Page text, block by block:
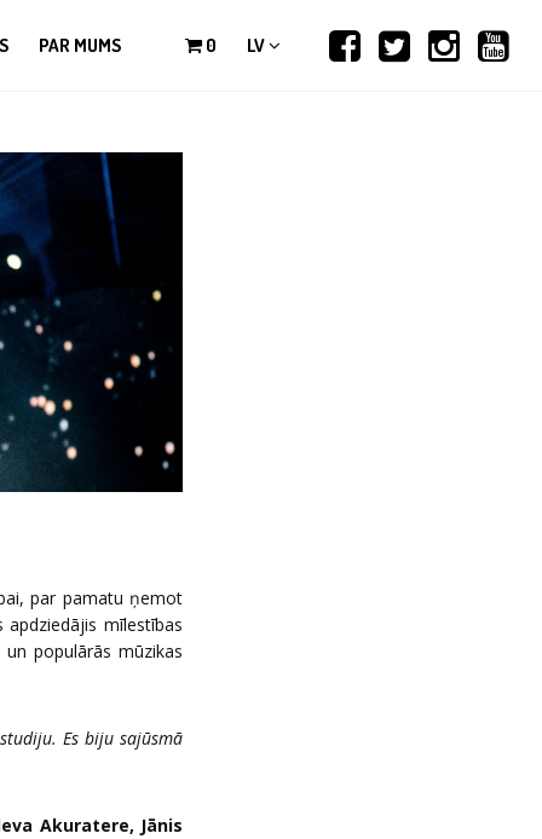
PAR MUMS 0 LV
par pamatu ņemot
mīlestības
populārās mūzikas
Es biju sajūsmā
Akuratere, Jānis